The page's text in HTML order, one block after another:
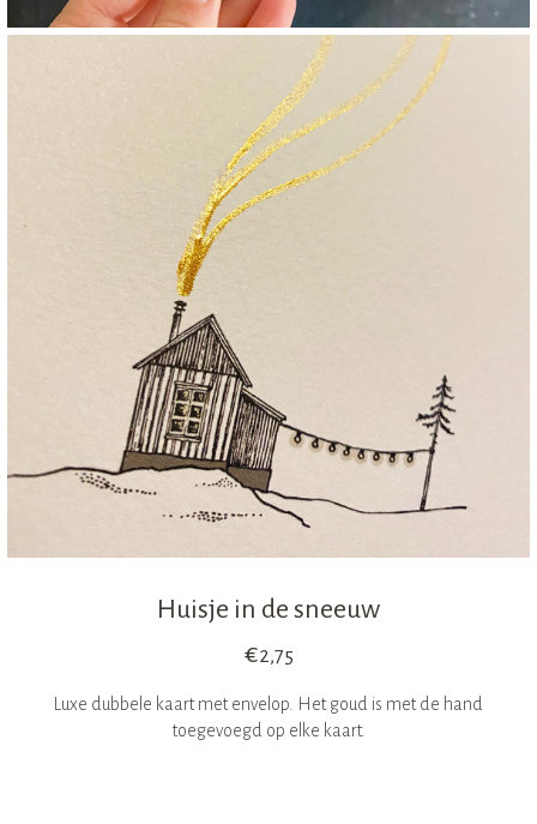
Huisje in de sneeuw
€2,75
Luxe dubbele kaart met envelop. Het goud is met de hand
toegevoegd op elke kaart.